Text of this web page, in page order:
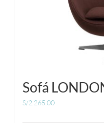
Sofá
S/2,265.00